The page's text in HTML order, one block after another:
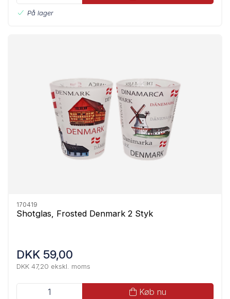
På lager
170419
Shotglas, Frosted Denmark 2 Styk
DKK 59,00
DKK 47,20 ekskl. moms
Køb nu